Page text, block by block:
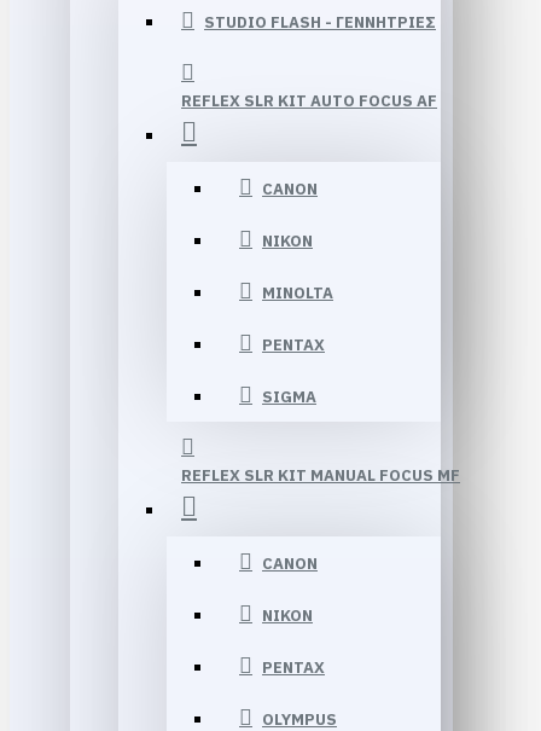
STUDIO FLASH - ΓΕΝΝΉΤΡΙΕΣ
REFLEX SLR KIT AUTO FOCUS AF
CANON
NIKON
MINOLTA
PENTAX
SIGMA
REFLEX SLR KIT MANUAL FOCUS MF
CANON
NIKON
PENTAX
OLYMPUS